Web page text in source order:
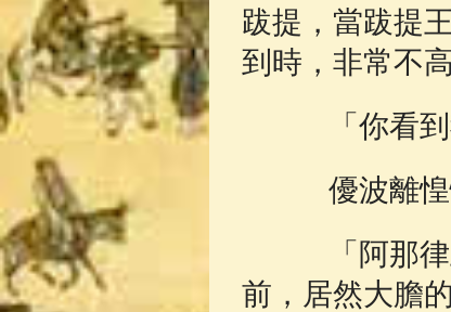
跋提，當跋提
到時，非常不
「你看到我
優波離惶
「阿那律
前，居然大膽